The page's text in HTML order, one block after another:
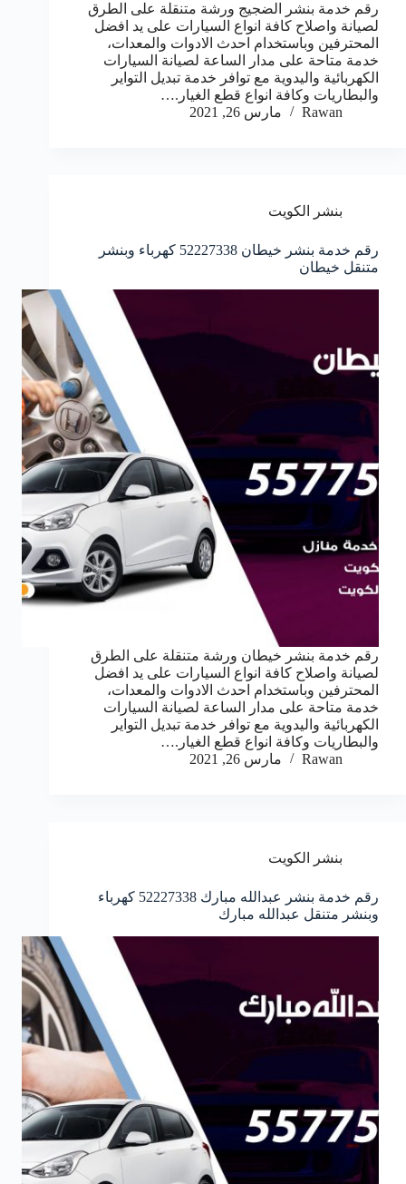
رقم خدمة بنشر الضجيج ورشة متنقلة على الطرق
لصيانة واصلاح كافة انواع السيارات على يد افضل
المحترفين وباستخدام احدث الادوات والمعدات،
خدمة متاحة على مدار الساعة لصيانة السيارات
الكهربائية واليدوية مع توافر خدمة تبديل التواير
والبطاريات وكافة انواع قطع الغيار.…
Rawan
مارس 26, 2021
بنشر الكويت
رقم خدمة بنشر خيطان 52227338 كهرباء وبنشر
متنقل خيطان
رقم خدمة بنشر خيطان ورشة متنقلة على الطرق
لصيانة واصلاح كافة انواع السيارات على يد افضل
المحترفين وباستخدام احدث الادوات والمعدات،
خدمة متاحة على مدار الساعة لصيانة السيارات
الكهربائية واليدوية مع توافر خدمة تبديل التواير
والبطاريات وكافة انواع قطع الغيار.…
Rawan
مارس 26, 2021
بنشر الكويت
رقم خدمة بنشر عبدالله مبارك 52227338 كهرباء
وبنشر متنقل عبدالله مبارك